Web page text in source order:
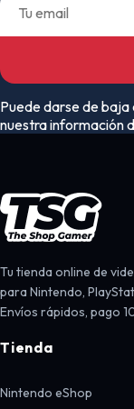
Puede darse de
nuestra información
Tu tienda online de
para Nintendo,
Envíos rápidos, pago
Tienda
Nintendo eShop